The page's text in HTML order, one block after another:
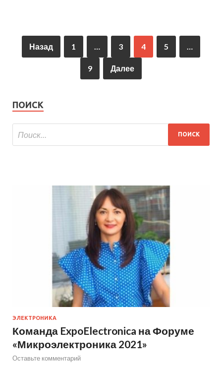
Назад 1 3 4 5
9 Далее
ПОИСК
ЭЛЕКТРОНИКА
Команда ExpoElectronica на Форуме
«Микроэлектроника 2021»
Оставьте комментарий